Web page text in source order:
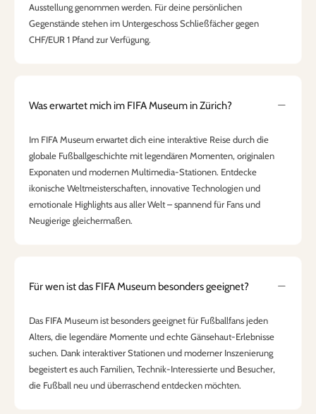
Ausstellung genommen werden. Für deine persönlichen
Gegenstände stehen im Untergeschoss Schließfächer gegen
CHF/EUR 1 Pfand zur Verfügung.
Was erwartet mich im FIFA Museum in Zürich?
Im FIFA Museum erwartet dich eine interaktive Reise durch die
globale Fußballgeschichte mit legendären Momenten, originalen
Exponaten und modernen Multimedia-Stationen. Entdecke
ikonische Weltmeisterschaften, innovative Technologien und
emotionale Highlights aus aller Welt – spannend für Fans und
Neugierige gleichermaßen.
Für wen ist das FIFA Museum besonders geeignet?
Das FIFA Museum ist besonders geeignet für Fußballfans jeden
Alters, die legendäre Momente und echte Gänsehaut-Erlebnisse
suchen. Dank interaktiver Stationen und moderner Inszenierung
begeistert es auch Familien, Technik-Interessierte und Besucher,
die Fußball neu und überraschend entdecken möchten.